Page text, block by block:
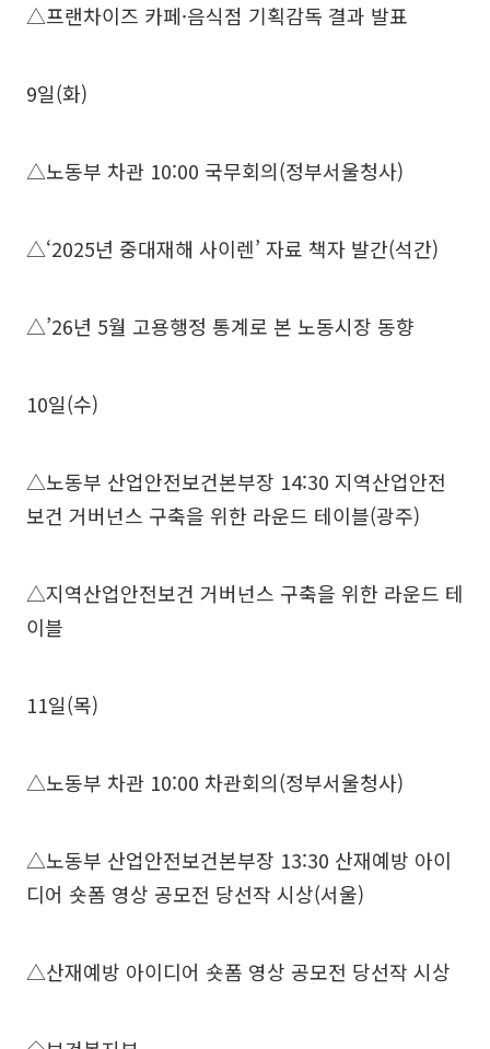
△프랜차이즈 카페·음식점 기획감독 결과 발표
9일(화)
△노동부 차관 10:00 국무회의(정부서울청사)
△‘2025년 중대재해 사이렌’ 자료 책자 발간(석간)
△’26년 5월 고용행정 통계로 본 노동시장 동향
10일(수)
△노동부 산업안전보건본부장 14:30 지역산업안전
보건 거버넌스 구축을 위한 라운드 테이블(광주)
△지역산업안전보건 거버넌스 구축을 위한 라운드 테
이블
11일(목)
△노동부 차관 10:00 차관회의(정부서울청사)
△노동부 산업안전보건본부장 13:30 산재예방 아이
디어 숏폼 영상 공모전 당선작 시상(서울)
△산재예방 아이디어 숏폼 영상 공모전 당선작 시상